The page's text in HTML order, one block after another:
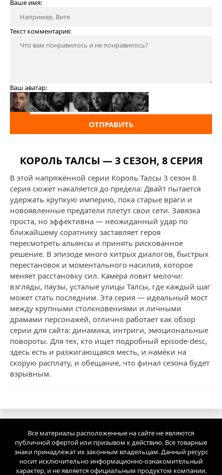
Ваше имя:
Текст комментария:
Ваш аватар:
ОТПРАВИТЬ
КОРОЛЬ ТАЛСЫ — 3 СЕЗОН, 8 СЕРИЯ
В этой напряжённой серии Король Талсы 3 сезон 8
серия сюжет накаляется до предела: Двайт пытается
удержать хрупкую империю, пока старые враги и
новоявленные предатели плетут свои сети. Завязка
проста, но эффективна — неожиданный удар по
ближайшему соратнику заставляет героя
пересмотреть альянсы и принять рискованное
решение. В эпизоде много хитрых диалогов, быстрых
перестановок и моментального насилия, которое
меняет расстановку сил. Камера ловит мелочи:
взгляды, паузы, усталые улицы Талсы, где каждый шаг
может стать последним. Эта серия — идеальный мост
между крупными столкновениями и личными
драмами персонажей, отлично работает как обзор
серии для сайта: динамика, интриги, эмоциональные
повороты. Для тех, кто ищет подробный episode-desc,
здесь есть и разжигающаяся месть, и намёки на
скорую расплату, и обещание, что финал сезона будет
взрывным.
Все материалы расположенные на сайте не являются
публичной офертой или призывом к действию. Все товарные
знаки принадлежат их законным владельцам. Данный ресурс
носит исключительно информационно-ознакомительный
характер, и не является официальным продуктом компании.